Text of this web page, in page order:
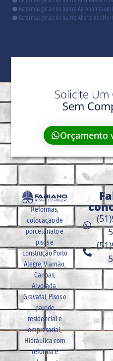
Reformas gerais no bairro Agronomia em
Reformas gerais no bairro Aberta dos
Solicite
Sem
Orçamento
Reformas,
colocação de
porcelanato e
pisos e
construção Porto
Alegre, Viamão,
Canoas,
Alvorada,
Gravataí, Pisos e
parede
residencial e
empresarial,
Hidráulica com
reforma e